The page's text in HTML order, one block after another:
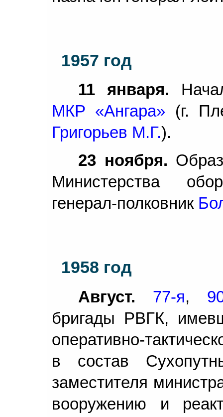
1957 год
11 января.
МКР «Ангара» (г.
Григорьев М.Г.).
23 ноября.
Министерства
генерал-полковник
1958 год
Август. 77-я,
бригады РВГК,
оперативно-
в состав
заместителя
вооружению и